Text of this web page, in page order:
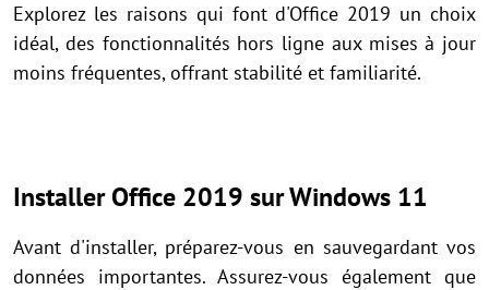
Explorez les raisons qui font d'Office 2019 un choix
idéal, des fonctionnalités hors ligne aux mises à jour
moins fréquentes, offrant stabilité et familiarité.
Installer Office 2019 sur Windows 11
Avant d'installer, préparez-vous en sauvegardant vos
données importantes. Assurez-vous également que